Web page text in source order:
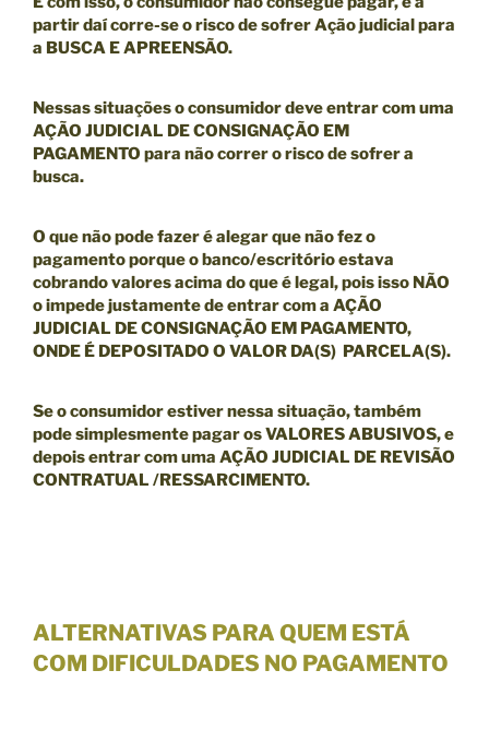
partir daí corre-se o risco de sofrer Ação judicial para
a BUSCA E APREENSÃO.
Nessas situações o consumidor deve entrar com uma
AÇÃO JUDICIAL DE CONSIGNAÇÃO EM
PAGAMENTO para não correr o risco de sofrer a
busca.
O que não pode fazer é alegar que não fez o
pagamento porque o banco/escritório estava
cobrando valores acima do que é legal, pois isso NÃO
o impede justamente de entrar com a AÇÃO
JUDICIAL DE CONSIGNAÇÃO EM PAGAMENTO,
ONDE É DEPOSITADO O VALOR DA(S) PARCELA(S).
Se o consumidor estiver nessa situação, também
pode simplesmente pagar os VALORES ABUSIVOS, e
depois entrar com uma AÇÃO JUDICIAL DE REVISÃO
CONTRATUAL /RESSARCIMENTO.
ALTERNATIVAS PARA QUEM ESTÁ
COM DIFICULDADES NO PAGAMENTO